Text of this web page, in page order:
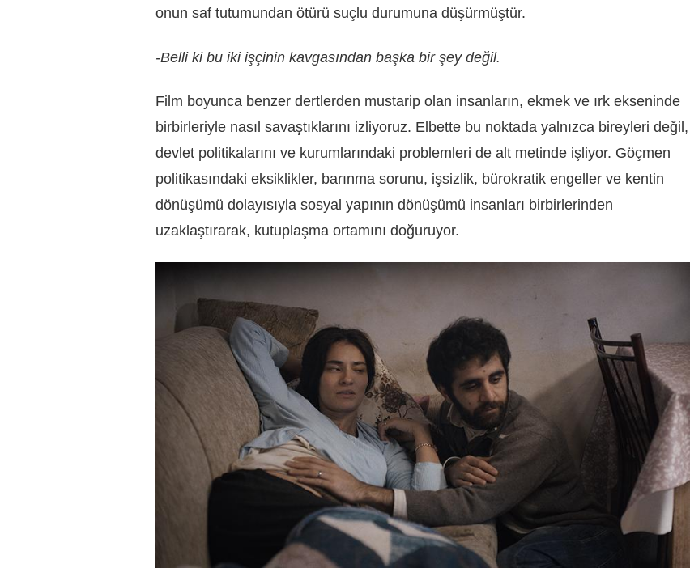
onun saf tutumundan ötürü suçlu durumuna düşürmüştür.
-Belli ki bu iki işçinin kavgasından başka bir şey değil.
Film boyunca benzer dertlerden mustarip olan insanların, ekmek ve ırk ekseninde
birbirleriyle nasıl savaştıklarını izliyoruz. Elbette bu noktada yalnızca bireyleri değil,
devlet politikalarını ve kurumlarındaki problemleri de alt metinde işliyor. Göçmen
politikasındaki eksiklikler, barınma sorunu, işsizlik, bürokratik engeller ve kentin
dönüşümü dolayısıyla sosyal yapının dönüşümü insanları birbirlerinden
uzaklaştırarak, kutuplaşma ortamını doğuruyor.